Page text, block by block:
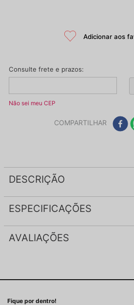
Não sei meu CEP
COMPARTILHAR
DESCRIÇÃO
ESPECIFICAÇÕES
AVALIAÇÕES
Fique por dentro!